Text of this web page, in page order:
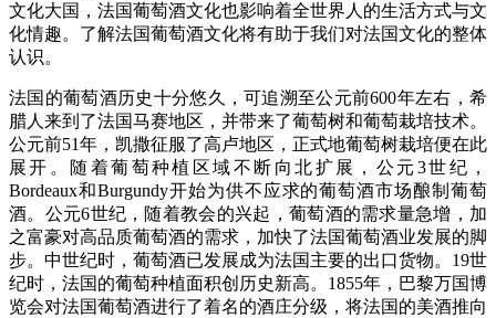
文化大国，法国葡萄酒文化也影响着全世界人的生活方式与文
化情趣。了解法国葡萄酒文化将有助于我们对法国文化的整体
认识。
法国的葡萄酒历史十分悠久，可追溯至公元前600年左右，希
腊人来到了法国马赛地区，并带来了葡萄树和葡萄栽培技术。
公元前51年，凯撒征服了高卢地区，正式地葡萄树栽培便在此
展开。随着葡萄种植区域不断向北扩展，公元3世纪，
Bordeaux和Burgundy开始为供不应求的葡萄酒市场酿制葡萄
酒。公元6世纪，随着教会的兴起，葡萄酒的需求量急增，加
之富豪对高品质葡萄酒的需求，加快了法国葡萄酒业发展的脚
步。中世纪时，葡萄酒已发展成为法国主要的出口货物。19世
纪时，法国的葡萄种植面积创历史新高。1855年，巴黎万国博
览会对法国葡萄酒进行了着名的酒庄分级，将法国的美酒推向